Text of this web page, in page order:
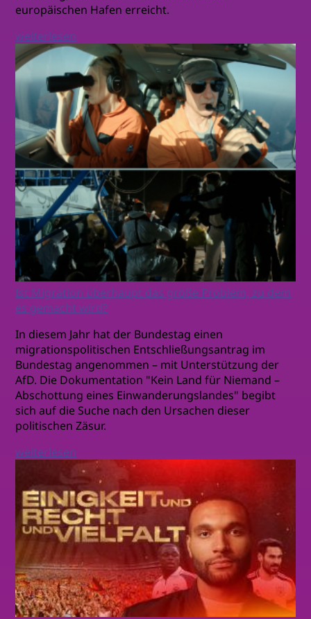
europäischen Hafen erreicht.
weiterlesen
Ist Migration überhaupt das große Problem, zu dem
es gemacht wird?
In diesem Jahr hat der Bundestag einen
migrationspolitischen Entschließungsantrag im
Bundestag angenommen – mit Unterstützung der
AfD. Die Dokumentation "Kein Land für Niemand –
Abschottung eines Einwanderungslandes" begibt
sich auf die Suche nach den Ursachen dieser
politischen Zäsur.
weiterlesen